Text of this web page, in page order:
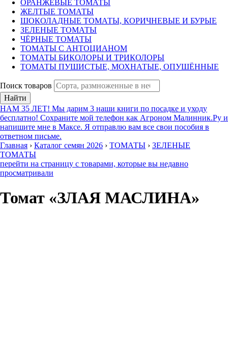
ОРАНЖЕВЫЕ ТОМАТЫ
ЖЕЛТЫЕ ТОМАТЫ
ШОКОЛАДНЫЕ ТОМАТЫ, КОРИЧНЕВЫЕ И БУРЫЕ
ЗЕЛЕНЫЕ ТОМАТЫ
ЧЁРНЫЕ ТОМАТЫ
ТОМАТЫ С АНТОЦИАНОМ
ТОМАТЫ БИКОЛОРЫ И ТРИКОЛОРЫ
ТОМАТЫ ПУШИСТЫЕ, МОХНАТЫЕ, ОПУШЁННЫЕ
Поиск товаров
Найти
НАМ 35 ЛЕТ! Мы дарим 3 наши книги по посадке и уходу
бесплатно! Сохраните мой телефон как Агроном Малинник.Ру и
напишите мне в Максе. Я отправлю вам все свои пособия в
ответном письме.
Главная › Каталог семян 2026 › ТОМАТЫ › ЗЕЛЕНЫЕ
ТОМАТЫ
перейти на страницу с товарами, которые вы недавно
просматривали
Томат «ЗЛАЯ МАСЛИНА»